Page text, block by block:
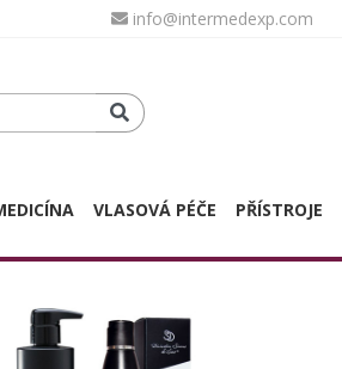
info@intermedexp.com
VLASOVÁ PÉČE PŘÍSTROJE